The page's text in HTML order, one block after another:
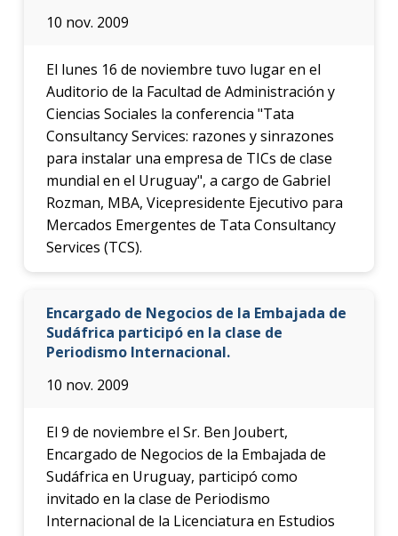
10 nov. 2009
El lunes 16 de noviembre tuvo lugar en el
Auditorio de la Facultad de Administración y
Ciencias Sociales la conferencia "Tata
Consultancy Services: razones y sinrazones
para instalar una empresa de TICs de clase
mundial en el Uruguay", a cargo de Gabriel
Rozman, MBA, Vicepresidente Ejecutivo para
Mercados Emergentes de Tata Consultancy
Services (TCS).
Encargado de Negocios de la Embajada de
Sudáfrica participó en la clase de
Periodismo Internacional.
10 nov. 2009
El 9 de noviembre el Sr. Ben Joubert,
Encargado de Negocios de la Embajada de
Sudáfrica en Uruguay, participó como
invitado en la clase de Periodismo
Internacional de la Licenciatura en Estudios